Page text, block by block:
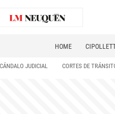
HOME
JUDICIAL CORTES DE